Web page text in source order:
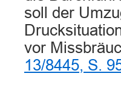
soll der
vor
13/8445, S.